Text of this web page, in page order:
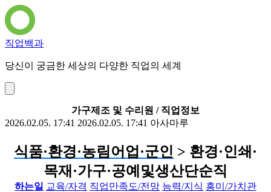
직업백과
당신이 궁금한 세상의 다양한 직업의 세계
가구제조 및 수리원 / 직업정보
2026.02.05. 17:41 2026.02.05. 17:41 아사마루
식품·환경·농림어업·군인 > 환경·인쇄·
목재·가구·공예및생산단순직
하는일 교육/자격 직업만족도/전망 능력/지식 흥미/가치관